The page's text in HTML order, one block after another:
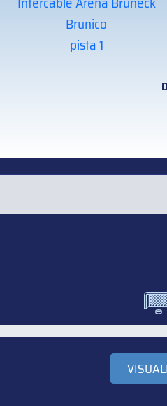
Brunico
pista 1